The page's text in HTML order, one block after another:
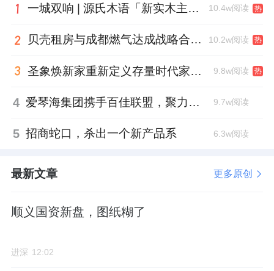
共享空间。
国贤府的园林一贯是纯中式风格，多水系和山
石，所以5#南北两侧有大面积的集中绿地。
132套；
次主力建面约135㎡，位于1#、2#楼，7#西单
145㎡户型共68套，位于北排4#楼和西侧的8#
一城双响 | 源氏木语「新实木主义——黑标生活提案」发布会落地天津，黑标旗舰店盛大启幕 10.4w阅读 热
贝壳租房与成都燃气达成战略合作 打通安全巡检“最后一米” 10.2w阅读 热
圣象焕新家重新定义存量时代家居升级逻辑，筑牢说换就换的底气！ 9.8w阅读 热
4 爱琴海集团携手百佳联盟，聚力共拓存量商业新赛道 9.7w阅读
5 招商蛇口，杀出一个新产品系 6.3w阅读
最新文章 更多原创
顺义国资新盘，图纸糊了
进深 12:02